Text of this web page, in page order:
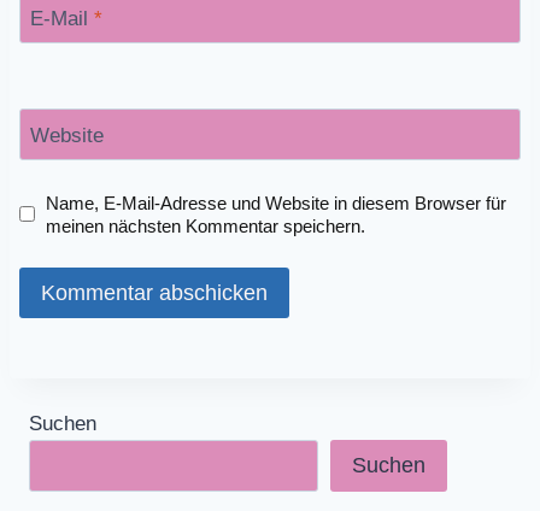
E-Mail *
Website
Name, E-Mail-Adresse und Website in diesem Browser für
meinen nächsten Kommentar speichern.
Suchen
Suchen